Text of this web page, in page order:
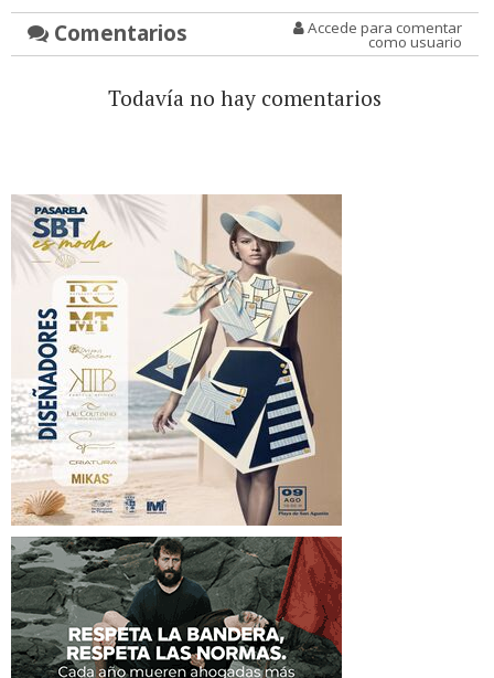
Comentarios Accede para comentar
como usuario
Todavía no hay comentarios